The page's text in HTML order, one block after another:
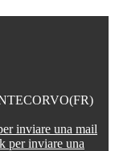
inviare una mail
per inviare una